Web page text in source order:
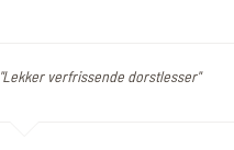
"Lekker verfrissende dorstlesser"